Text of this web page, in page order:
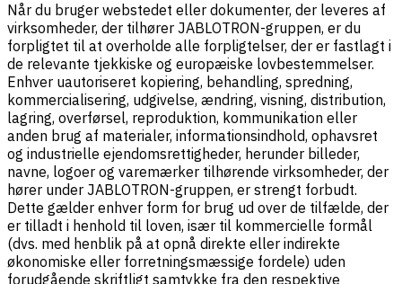
Når du bruger webstedet eller dokumenter, der leveres af
virksomheder, der tilhører JABLOTRON-gruppen, er du
forpligtet til at overholde alle forpligtelser, der er fastlagt i
de relevante tjekkiske og europæiske lovbestemmelser.
Enhver uautoriseret kopiering, behandling, spredning,
kommercialisering, udgivelse, ændring, visning, distribution,
lagring, overførsel, reproduktion, kommunikation eller
anden brug af materialer, informationsindhold, ophavsret
og industrielle ejendomsrettigheder, herunder billeder,
navne, logoer og varemærker tilhørende virksomheder, der
hører under JABLOTRON-gruppen, er strengt forbudt.
Dette gælder enhver form for brug ud over de tilfælde, der
er tilladt i henhold til loven, især til kommercielle formål
(dvs. med henblik på at opnå direkte eller indirekte
økonomiske eller forretningsmæssige fordele) uden
forudgående skriftligt samtykke fra den respektive